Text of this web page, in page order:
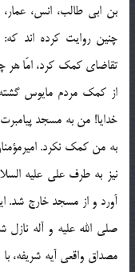
بن ابی طالب، انس، عمار،
چنین روایت کرده اند
تقاضای کمک کرد، امّا هر
از کمک مردم مایوس
خدایا! من به مسجد
به من کمک نکرد.
نیز به طرف علی علیه
آورد و از مسجد خارج شد.
صلی الله علیه و آله نازل
مصداق واقعی آیه شریفه،